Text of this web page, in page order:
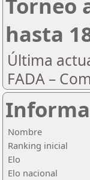
Torneo
hasta
Última
FADA –
Nombre
Ranking inicial
Elo
Elo nacional